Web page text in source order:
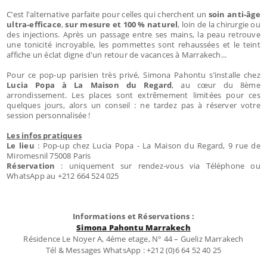
C’est l'alternative parfaite pour celles qui cherchent un soin anti-âge
ultra-efficace,sur mesure et 100 % naturel, loin de la chirurgie ou
des injections. Après un passage entre ses mains, la peau retrouve
une tonicité incroyable, les pommettes sont rehaussées et le teint
affiche un éclat digne d'un retour de vacances à Marrakech...
Pour ce pop-up parisien très privé, Simona Pahontu s’installe chez
Lucia Popa à La Maison du Regard, au cœur du 8ème
arrondissement. Les places sont extrêmement limitées pour ces
quelques jours, alors un conseil : ne tardez pas à réserver votre
session personnalisée !
Les infos pratiques
Le lieu : Pop-up chez Lucia Popa - La Maison du Regard, 9 rue de
Miromesnil 75008 Paris
Réservation : uniquement sur rendez-vous via Téléphone ou
WhatsApp au +212 664 524 025
Informations et Réservations :
Simona Pahontu Marrakech
Résidence Le Noyer A, 4éme etage, N° 44 – Gueliz Marrakech
Tél & Messages WhatsApp : +212 (0)6 64 52 40 25